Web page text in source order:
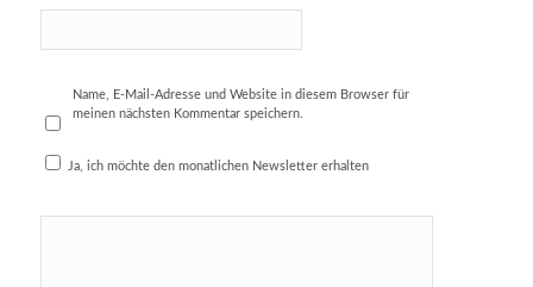
Name, E-Mail-Adresse und Website in diesem Browser für
meinen nächsten Kommentar speichern.
Ja, ich möchte den monatlichen Newsletter erhalten